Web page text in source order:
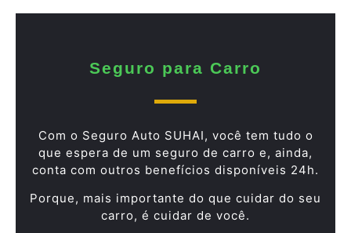
Seguro para Carro
Com o Seguro Auto SUHAI, você tem tudo o
que espera de um seguro de carro e, ainda,
conta com outros benefícios disponíveis 24h.
Porque, mais importante do que cuidar do seu
carro, é cuidar de você.